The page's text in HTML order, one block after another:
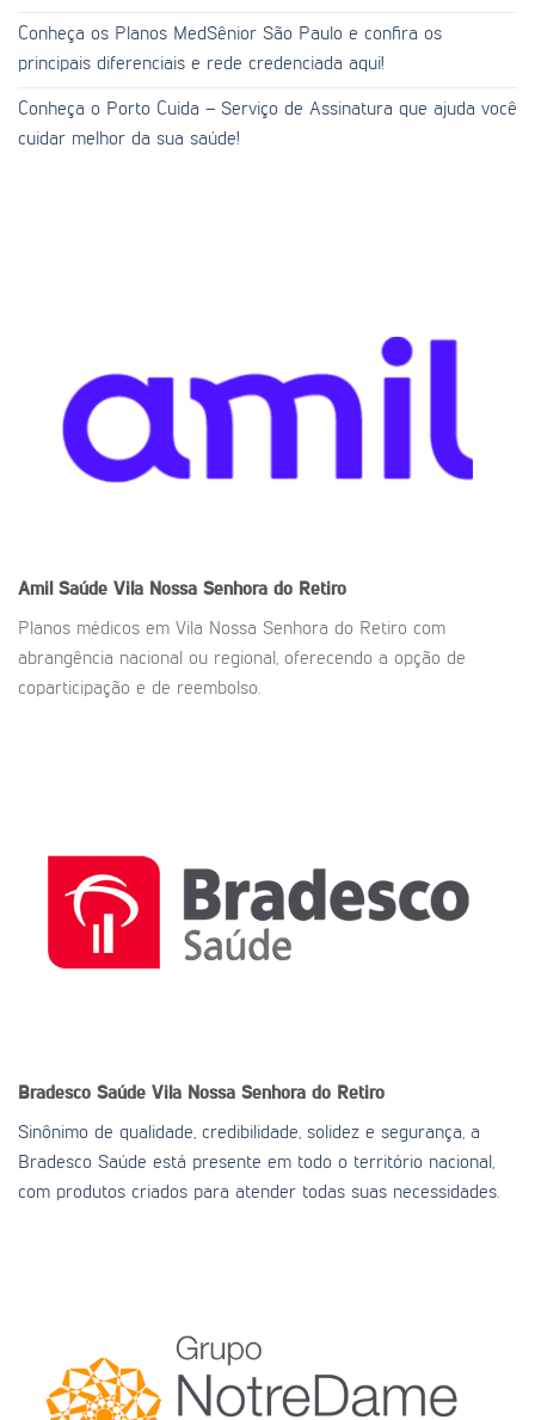
Conheça os Planos MedSênior São Paulo e confira os
principais diferenciais e rede credenciada aqui!
Conheça o Porto Cuida – Serviço de Assinatura que ajuda você
cuidar melhor da sua saúde!
Amil Saúde Vila Nossa Senhora do Retiro
Planos médicos em Vila Nossa Senhora do Retiro com
abrangência nacional ou regional, oferecendo a opção de
coparticipação e de reembolso.
Bradesco Saúde Vila Nossa Senhora do Retiro
Sinônimo de qualidade, credibilidade, solidez e segurança, a
Bradesco Saúde está presente em todo o território nacional,
com produtos criados para atender todas suas necessidades.